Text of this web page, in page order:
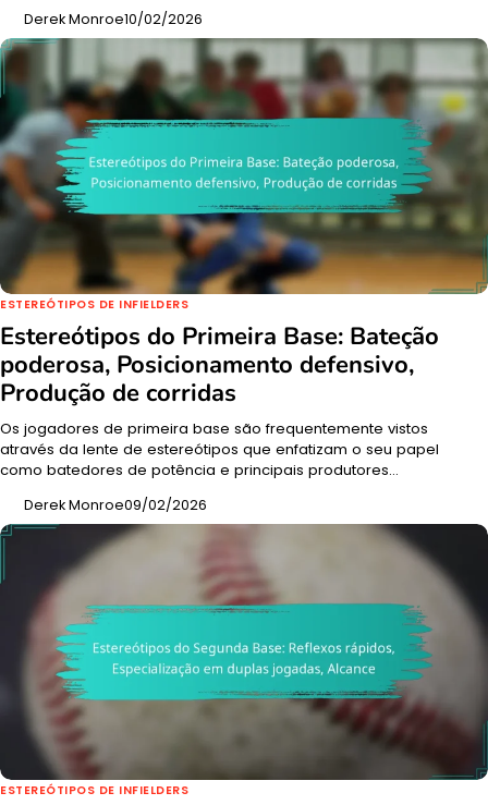
Derek Monroe10/02/2026
ESTEREÓTIPOS DE INFIELDERS
Estereótipos do Primeira Base: Bateção
poderosa, Posicionamento defensivo,
Produção de corridas
Os jogadores de primeira base são frequentemente vistos
através da lente de estereótipos que enfatizam o seu papel
como batedores de potência e principais produtores…
Derek Monroe09/02/2026
ESTEREÓTIPOS DE INFIELDERS